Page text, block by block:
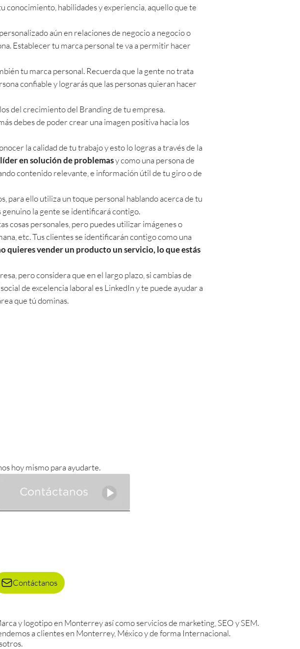
conocimiento, habilidades y experiencia, aquello que te
aún en relaciones de negocio a negocio o
Establecer tu marca personal te va a permitir hacer
tu marca personal. Recuerda que la gente no trata
confiable y lograrás que las personas quieran hacer
del crecimiento del Branding de tu empresa.
debes de poder crear una imagen positiva hacia los
la calidad de tu trabajo y esto lo logras a través de la
en solución de problemasy como una persona de
contenido relevante, e información útil de tu giro o de
para ello utiliza un toque personal hablando acerca de tu
genuino la gente se identificará contigo.
cosas personales, pero puedes utilizar imágenes o
etc. Tus clientes se identificarán contigo como una
quieres vender un producto un servicio, lo que estás
pero considera que en el largo plazo, si cambias de
de excelencia laboral es LinkedIn y te puede ayudar a
que tú dominas.
hoy mismo para ayudarte.
Contáctanos
y logotipo en Monterrey así como servicios de marketing, SEO y SEM.
a clientes en Monterrey, México y de forma Internacional.